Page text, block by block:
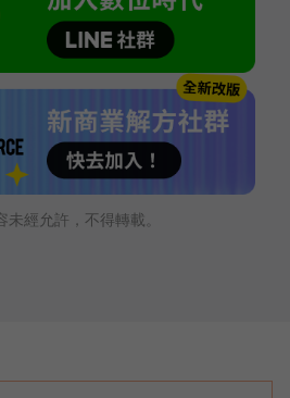
未經允許，不得轉載。